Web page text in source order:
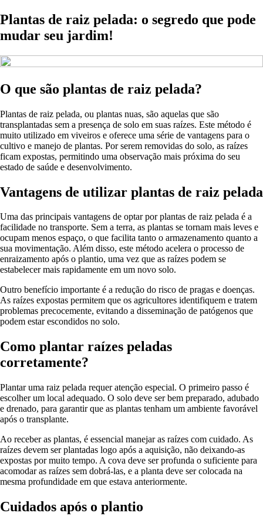
Plantas de raiz pelada: o segredo que pode
mudar seu jardim!
O que são plantas de raiz pelada?
Plantas de raiz pelada, ou plantas nuas, são aquelas que são
transplantadas sem a presença de solo em suas raízes. Este método é
muito utilizado em viveiros e oferece uma série de vantagens para o
cultivo e manejo de plantas. Por serem removidas do solo, as raízes
ficam expostas, permitindo uma observação mais próxima do seu
estado de saúde e desenvolvimento.
Vantagens de utilizar plantas de raiz pelada
Uma das principais vantagens de optar por plantas de raiz pelada é a
facilidade no transporte. Sem a terra, as plantas se tornam mais leves e
ocupam menos espaço, o que facilita tanto o armazenamento quanto a
sua movimentação. Além disso, este método acelera o processo de
enraizamento após o plantio, uma vez que as raízes podem se
estabelecer mais rapidamente em um novo solo.
Outro benefício importante é a redução do risco de pragas e doenças.
As raízes expostas permitem que os agricultores identifiquem e tratem
problemas precocemente, evitando a disseminação de patógenos que
podem estar escondidos no solo.
Como plantar raízes peladas
corretamente?
Plantar uma raiz pelada requer atenção especial. O primeiro passo é
escolher um local adequado. O solo deve ser bem preparado, adubado
e drenado, para garantir que as plantas tenham um ambiente favorável
após o transplante.
Ao receber as plantas, é essencial manejar as raízes com cuidado. As
raízes devem ser plantadas logo após a aquisição, não deixando-as
expostas por muito tempo. A cova deve ser profunda o suficiente para
acomodar as raízes sem dobrá-las, e a planta deve ser colocada na
mesma profundidade em que estava anteriormente.
Cuidados após o plantio